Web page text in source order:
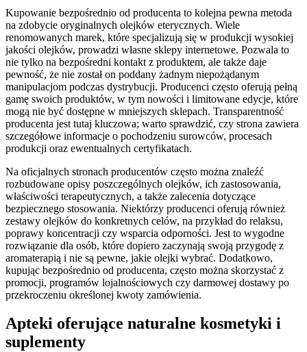
Kupowanie bezpośrednio od producenta to kolejna pewna metoda
na zdobycie oryginalnych olejków eterycznych. Wiele
renomowanych marek, które specjalizują się w produkcji wysokiej
jakości olejków, prowadzi własne sklepy internetowe. Pozwala to
nie tylko na bezpośredni kontakt z produktem, ale także daje
pewność, że nie został on poddany żadnym niepożądanym
manipulacjom podczas dystrybucji. Producenci często oferują pełną
gamę swoich produktów, w tym nowości i limitowane edycje, które
mogą nie być dostępne w mniejszych sklepach. Transparentność
producenta jest tutaj kluczowa; warto sprawdzić, czy strona zawiera
szczegółowe informacje o pochodzeniu surowców, procesach
produkcji oraz ewentualnych certyfikatach.
Na oficjalnych stronach producentów często można znaleźć
rozbudowane opisy poszczególnych olejków, ich zastosowania,
właściwości terapeutycznych, a także zalecenia dotyczące
bezpiecznego stosowania. Niektórzy producenci oferują również
zestawy olejków do konkretnych celów, na przykład do relaksu,
poprawy koncentracji czy wsparcia odporności. Jest to wygodne
rozwiązanie dla osób, które dopiero zaczynają swoją przygodę z
aromaterapią i nie są pewne, jakie olejki wybrać. Dodatkowo,
kupując bezpośrednio od producenta, często można skorzystać z
promocji, programów lojalnościowych czy darmowej dostawy po
przekroczeniu określonej kwoty zamówienia.
Apteki oferujące naturalne kosmetyki i
suplementy